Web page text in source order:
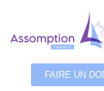
FAIRE UN